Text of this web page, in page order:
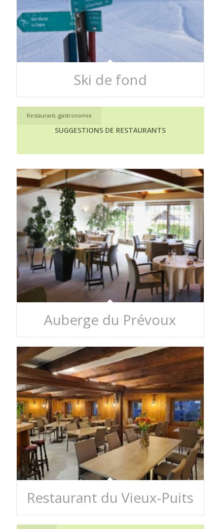
Ski de fond
Restaurant, gastronomie
SUGGESTIONS DE RESTAURANTS
Auberge du Prévoux
Restaurant du Vieux-Puits